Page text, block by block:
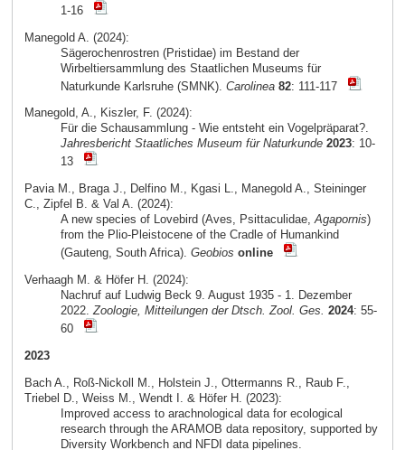
1-16
Manegold A. (2024):
Sägerochenrostren (Pristidae) im Bestand der
Wirbeltiersammlung des Staatlichen Museums für
Naturkunde Karlsruhe (SMNK). Carolinea 82: 111-117
Manegold, A., Kiszler, F. (2024):
Für die Schausammlung - Wie entsteht ein Vogelpräparat?.
Jahresbericht Staatliches Museum für Naturkunde 2023: 10-
13
Pavia M., Braga J., Delfino M., Kgasi L., Manegold A., Steininger
C., Zipfel B. & Val A. (2024):
A new species of Lovebird (Aves, Psittaculidae,Agapornis)
from the Plio-Pleistocene of the Cradle of Humankind
(Gauteng, South Africa). Geobios online
Verhaagh M. & Höfer H. (2024):
Nachruf auf Ludwig Beck 9. August 1935 - 1. Dezember
2022. Zoologie, Mitteilungen der Dtsch. Zool. Ges. 2024: 55-
60
2023
Bach A., Roß-Nickoll M., Holstein J., Ottermanns R., Raub F.,
Triebel D., Weiss M., Wendt I. & Höfer H. (2023):
Improved access to arachnological data for ecological
research through the ARAMOB data repository, supported by
Diversity Workbench and NFDI data pipelines.